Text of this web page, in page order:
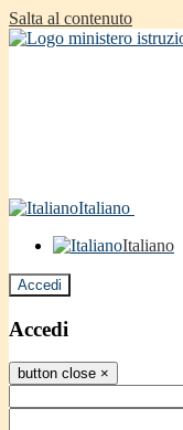
Salta al contenuto
Italiano
Italiano
Accedi
Accedi
button close ×